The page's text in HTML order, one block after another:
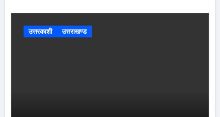
उत्तरकाशी उत्तराखण्ड